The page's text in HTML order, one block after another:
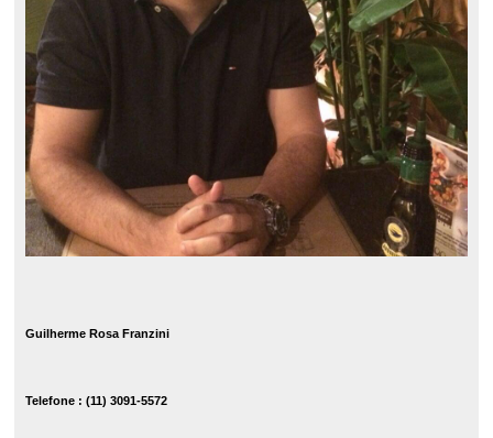
Guilherme Rosa Franzini
Telefone : (11) 3091-5572